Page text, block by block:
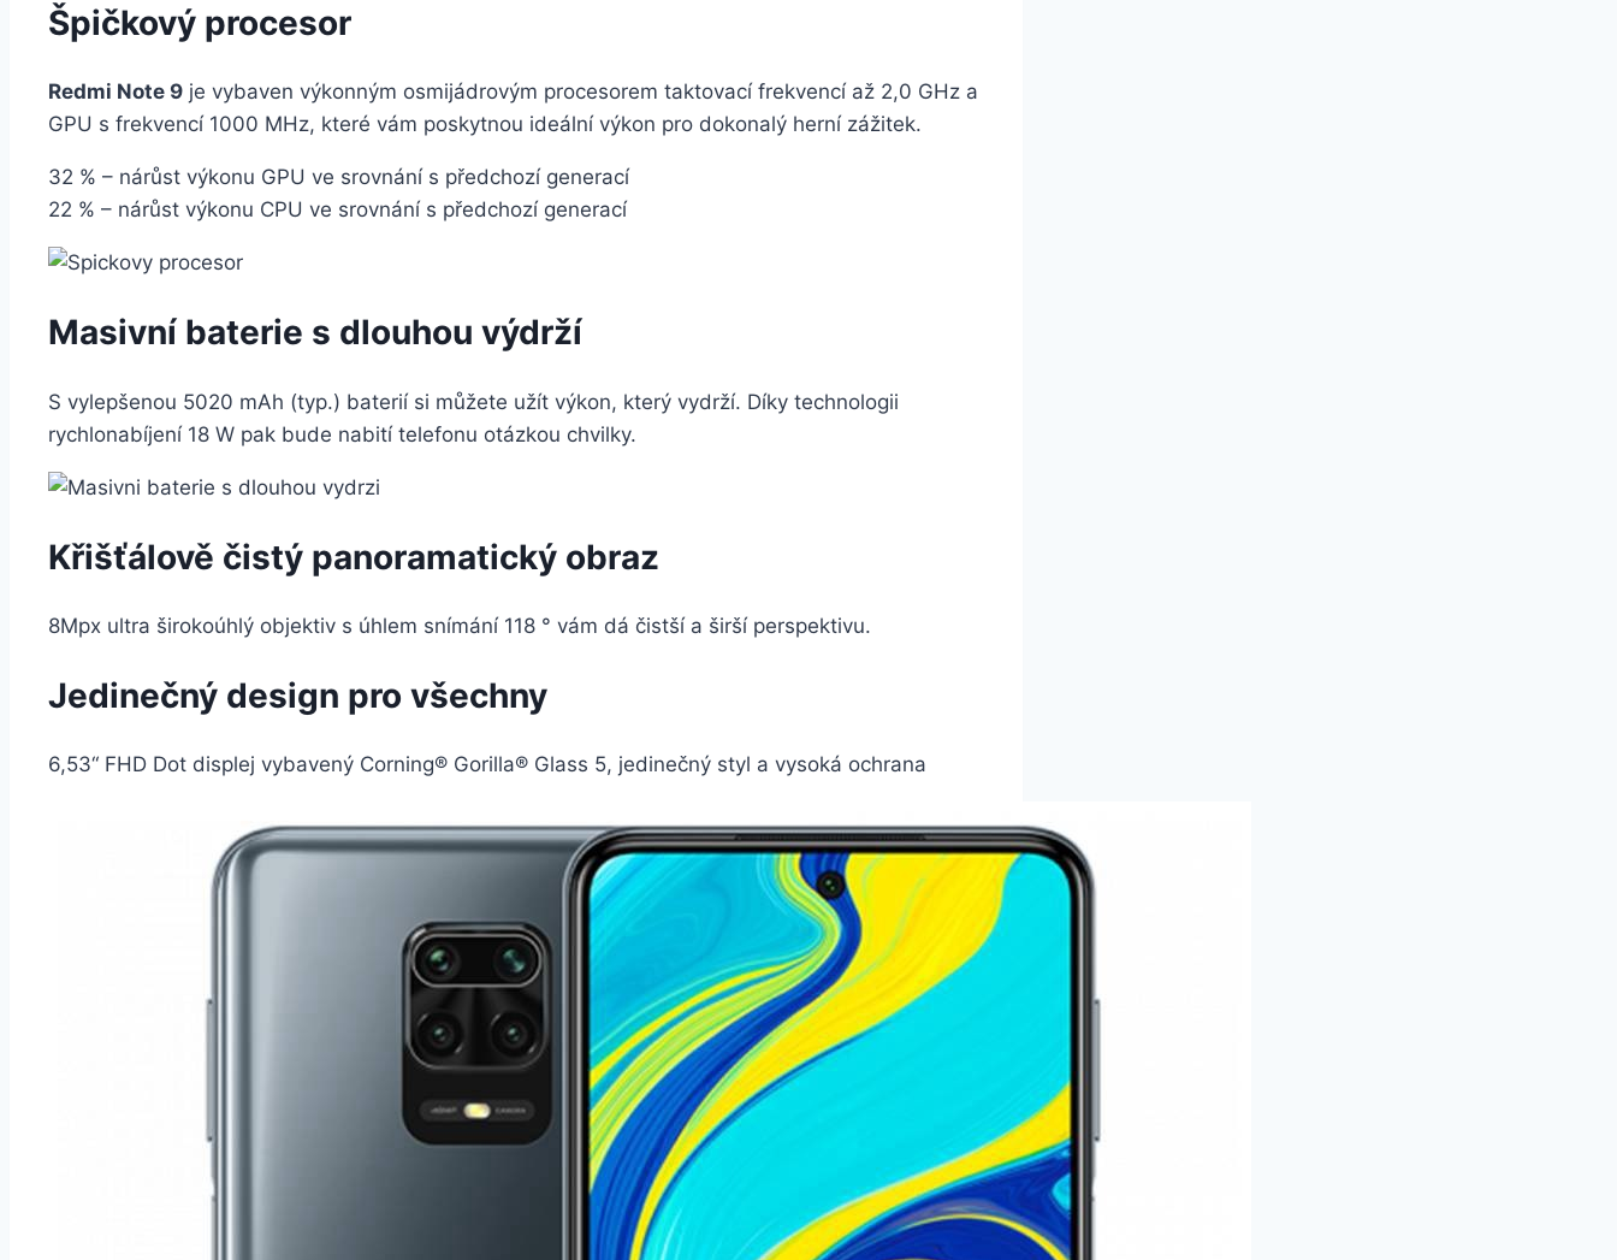
Špičkový procesor
Redmi Note 9 je vybaven výkonným osmijádrovým procesorem taktovací frekvencí až 2,0 GHz a
GPU s frekvencí 1000 MHz, které vám poskytnou ideální výkon pro dokonalý herní zážitek.
32 % – nárůst výkonu GPU ve srovnání s předchozí generací
22 % – nárůst výkonu CPU ve srovnání s předchozí generací
Masivní baterie s dlouhou výdrží
S vylepšenou 5020 mAh (typ.) baterií si můžete užít výkon, který vydrží. Díky technologii
rychlonabíjení 18 W pak bude nabití telefonu otázkou chvilky.
Křišťálově čistý panoramatický obraz
8Mpx ultra širokoúhlý objektiv s úhlem snímání 118 ° vám dá čistší a širší perspektivu.
Jedinečný design pro všechny
6,53“ FHD Dot displej vybavený Corning® Gorilla® Glass 5, jedinečný styl a vysoká ochrana